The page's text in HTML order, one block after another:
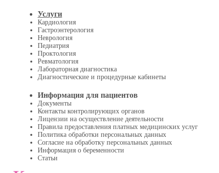
Услуги
Кардиология
Гастроэнтерология
Неврология
Педиатрия
Проктология
Ревматология
Лабораторная диагностика
Диагностические и процедурные кабинеты
Информация для пациентов
Документы
Контакты контролирующих органов
Лицензии на осуществление деятельности
Правила предоставления платных медицинских услуг
Политика обработки персональных данных
Согласие на обработку персональных данных
Информация о беременности
Статьи